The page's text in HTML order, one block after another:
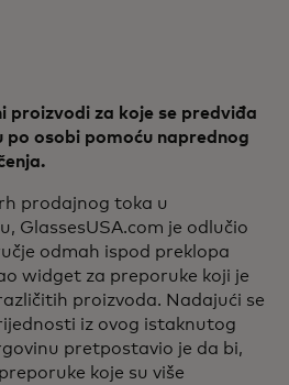
proizvodi za koje se predviđa
osobi pomoću naprednog
prodajnog toka u
GlassesUSA.com je odlučio
odmah ispod preklopa
widget za preporuke koji je
proizvoda. Nadajući se
iz ovog istaknutog
pretpostavio je da bi,
koje su više